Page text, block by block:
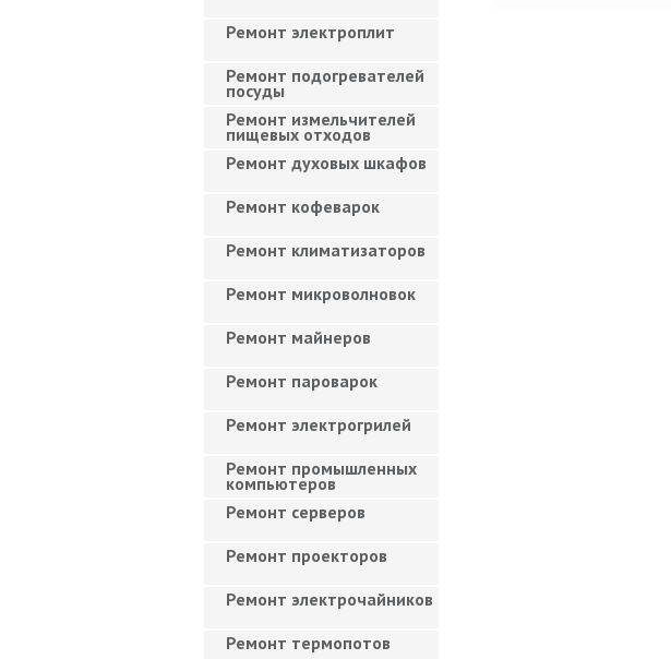
Ремонт электроплит
Ремонт подогревателей
посуды
Ремонт измельчителей
пищевых отходов
Ремонт духовых шкафов
Ремонт кофеварок
Ремонт климатизаторов
Ремонт микроволновок
Ремонт майнеров
Ремонт пароварок
Ремонт электрогрилей
Ремонт промышленных
компьютеров
Ремонт серверов
Ремонт проекторов
Ремонт электрочайников
Ремонт термопотов